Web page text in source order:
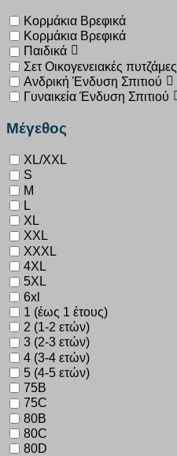
Κορμάκια Βρεφικά
Κορμάκια Βρεφικά
Παιδικά
Σετ Οικογενειακές πυτζάμες
Ανδρική Ένδυση Σπιτιού
Γυναικεία Ένδυση Σπιτιού
Μέγεθος
XL/XXL
S
M
L
XL
XXL
XXXL
4XL
5XL
6xl
1 (έως 1 έτους)
2 (1-2 ετών)
3 (2-3 ετών)
4 (3-4 ετών)
5 (4-5 ετών)
75B
75C
80B
80C
80D